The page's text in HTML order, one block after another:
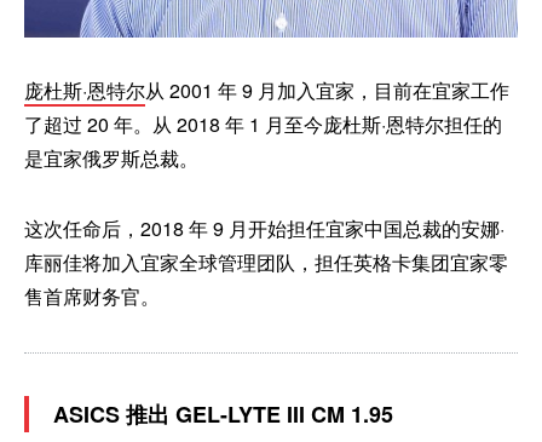
庞杜斯·恩特尔从 2001 年 9 月加入宜家，目前在宜家工作
了超过 20 年。从 2018 年 1 月至今庞杜斯·恩特尔担任的
是宜家俄罗斯总裁。
这次任命后，2018 年 9 月开始担任宜家中国总裁的安娜·
库丽佳将加入宜家全球管理团队，担任英格卡集团宜家零
售首席财务官。
ASICS 推出 GEL-LYTE III CM 1.95